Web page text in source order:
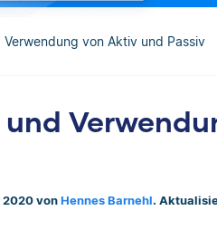
Verwendung von Aktiv und Passiv
2020 vonHennes Barnehl.